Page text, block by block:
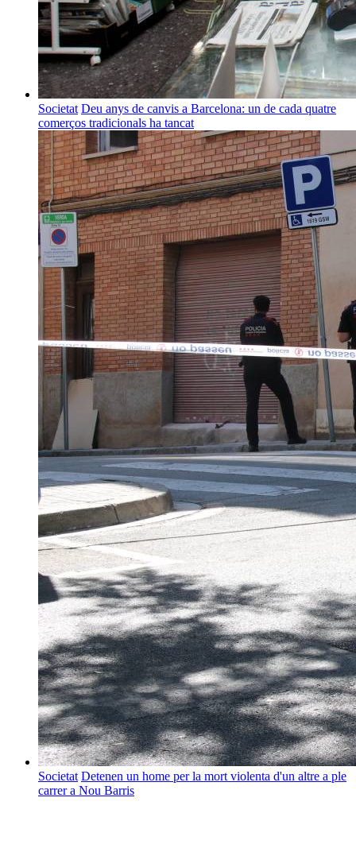
Societat Deu anys de canvis a Barcelona: un de cada quatre
comerços tradicionals ha tancat
Societat Detenen un home per la mort violenta d'un altre a ple
carrer a Nou Barris